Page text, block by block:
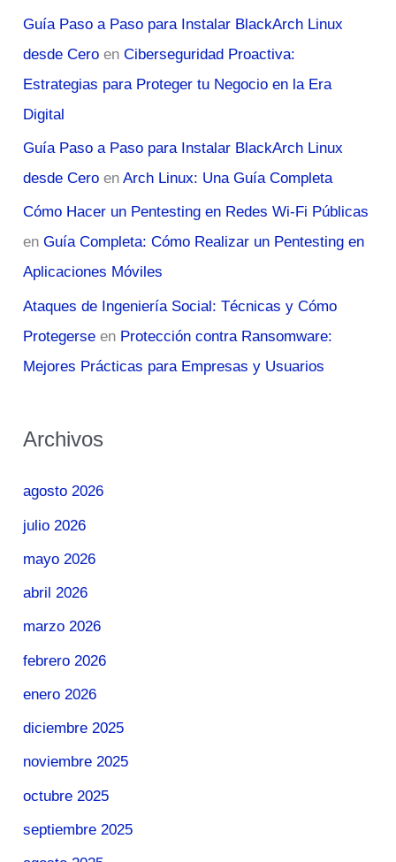
Guía Paso a Paso para Instalar BlackArch Linux
desde Cero enCiberseguridad Proactiva:
Estrategias para Proteger tu Negocio en la Era
Digital
Guía Paso a Paso para Instalar BlackArch Linux
desde Cero enArch Linux: Una Guía Completa
Cómo Hacer un Pentesting en Redes Wi-Fi Públicas
enGuía Completa: Cómo Realizar un Pentesting en
Aplicaciones Móviles
Ataques de Ingeniería Social: Técnicas y Cómo
Protegerse en Protección contra Ransomware:
Mejores Prácticas para Empresas y Usuarios
Archivos
agosto 2026
julio 2026
mayo 2026
abril 2026
marzo 2026
febrero 2026
enero 2026
diciembre 2025
noviembre 2025
octubre 2025
septiembre 2025